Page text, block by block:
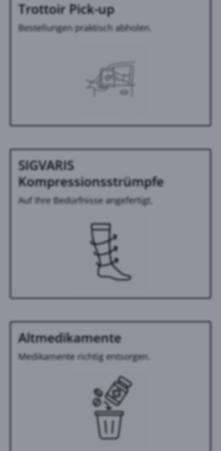
Trottoir Pick-up
Bestellungen praktisch abholen.
SIGVARIS
Kompressionsstrümpfe
Auf Ihre Bedürfnisse angefertigt.
Altmedikamente
Medikamente richtig entsorgen.